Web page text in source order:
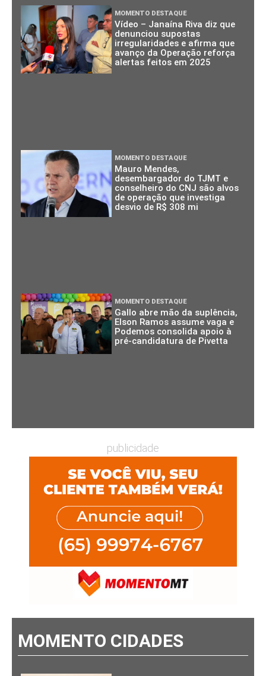
MOMENTO DESTAQUE
Vídeo – Janaína Riva diz que
denunciou supostas
irregularidades e afirma que
avanço da Operação reforça
alertas feitos em 2025
MOMENTO DESTAQUE
Mauro Mendes,
desembargador do TJMT e
conselheiro do CNJ são alvos
de operação que investiga
desvio de R$ 308 mi
MOMENTO DESTAQUE
Gallo abre mão da suplência,
Elson Ramos assume vaga e
Podemos consolida apoio à
pré-candidatura de Pivetta
publicidade
MOMENTO CIDADES